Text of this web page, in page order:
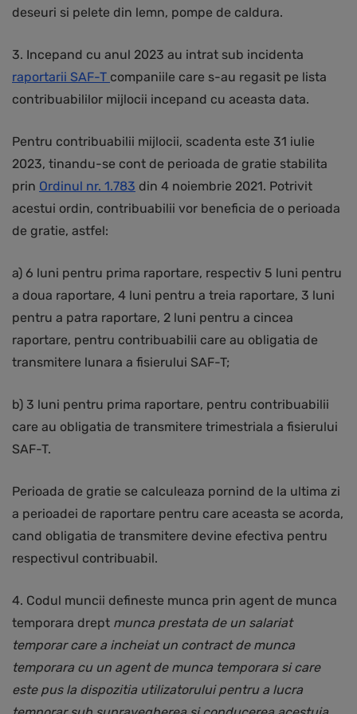
deseuri si pelete din lemn, pompe de caldura.
3. Incepand cu anul 2023 au intrat sub incidenta
raportarii SAF-T companiile care s-au regasit pe lista
contribuabililor mijlocii incepand cu aceasta data.
Pentru contribuabilii mijlocii, scadenta este 31 iulie
2023, tinandu-se cont de perioada de gratie stabilita
prin Ordinul nr. 1.783 din 4 noiembrie 2021. Potrivit
acestui ordin, contribuabilii vor beneficia de o perioada
de gratie, astfel:
a) 6 luni pentru prima raportare, respectiv 5 luni pentru
a doua raportare, 4 luni pentru a treia raportare, 3 luni
pentru a patra raportare, 2 luni pentru a cincea
raportare, pentru contribuabilii care au obligatia de
transmitere lunara a fisierului SAF-T;
b) 3 luni pentru prima raportare, pentru contribuabilii
care au obligatia de transmitere trimestriala a fisierului
SAF-T.
Perioada de gratie se calculeaza pornind de la ultima zi
a perioadei de raportare pentru care aceasta se acorda,
cand obligatia de transmitere devine efectiva pentru
respectivul contribuabil.
4. Codul muncii defineste munca prin agent de munca
temporara drept munca prestata de un salariat
temporar care a incheiat un contract de munca
temporara cu un agent de munca temporara si care
este pus la dispozitia utilizatorului pentru a lucra